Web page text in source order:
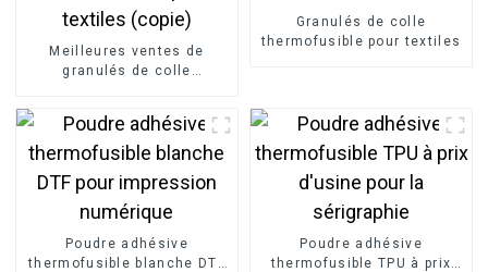
Meilleures ventes de
granulés de colle
Granulés de colle
thermofusible pour textiles
Poudre adhésive
thermofusible blanche DTF
Poudre adhésive
thermofusible TPU à prix